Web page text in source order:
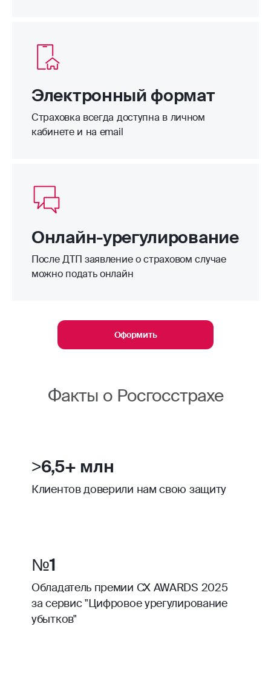
Электронный формат
Страховка всегда доступна в личном
кабинете и на email
Онлайн-урегулирование
После ДТП заявление о страховом случае
можно подать онлайн
Оформить
Факты о Росгосстрахе
>6,5+ млн
Клиентов доверили нам свою защиту
№1
Обладатель премии CX AWARDS 2025
за сервис "Цифровое урегулирование
убытков"